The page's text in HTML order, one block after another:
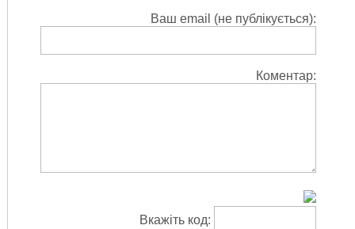
Ваш email (не публікується):
Коментар:
Вкажіть код: